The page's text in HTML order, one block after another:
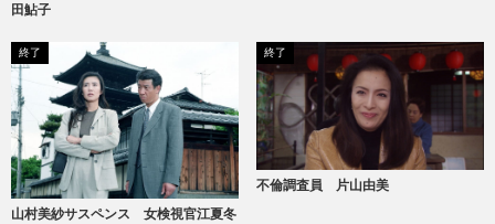
田鮎子
終了
山村美紗サスペンス 女検視官江夏冬
終了
不倫調査員 片山由美